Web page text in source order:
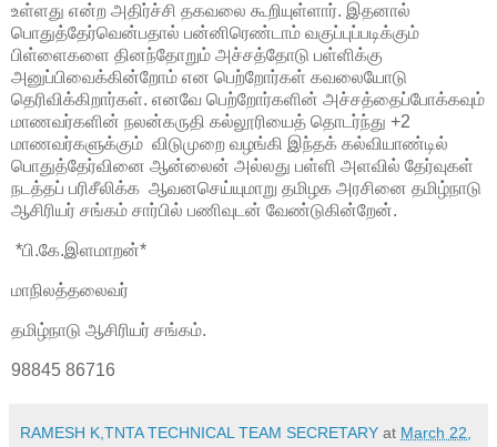
உள்ளது என்ற அதிர்ச்சி தகவலை கூறியுள்ளார். இதனால்
பொதுத்தேர்வென்பதால் பன்னிரெண்டாம் வகுப்புப்படிக்கும்
பிள்ளைகளை தினந்தோறும் அச்சத்தோடு பள்ளிக்கு
அனுப்பிவைக்கின்றோம் என பெற்றோர்கள் கவலையோடு
தெரிவிக்கிறார்கள். எனவே பெற்றோர்களின் அச்சத்தைப்போக்கவும்
மாணவர்களின் நலன்கருதி கல்லூரியைத் தொடர்ந்து +2
மாணவர்களுக்கும் விடுமுறை வழங்கி இந்தக் கல்வியாண்டில்
பொதுத்தேர்வினை ஆன்லைன் அல்லது பள்ளி அளவில் தேர்வுகள்
நடத்தப் பரிசீலிக்க ஆவனசெய்யுமாறு தமிழக அரசினை தமிழ்நாடு
ஆசிரியர் சங்கம் சார்பில் பணிவுடன் வேண்டுகின்றேன்.
*பி.கே.இளமாறன்*
மாநிலத்தலைவர்
தமிழ்நாடு ஆசிரியர் சங்கம்.
98845 86716
RAMESH K,TNTA TECHNICAL TEAM SECRETARY at March 22,